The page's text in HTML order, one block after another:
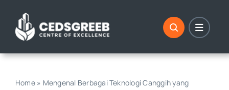
content
Home» Mengenal Berbagai Teknologi Canggih yang